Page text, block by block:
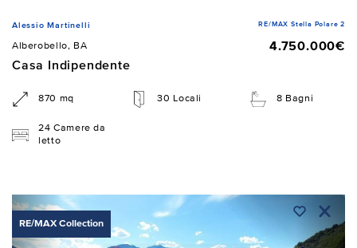
Alessio Martinelli RE/MAX Stella Polare 2
Alberobello, BA
4.750.000€
Casa Indipendente
870 mq 30 Locali 8 Bagni
24 Camere da
letto
RE/MAX Collection